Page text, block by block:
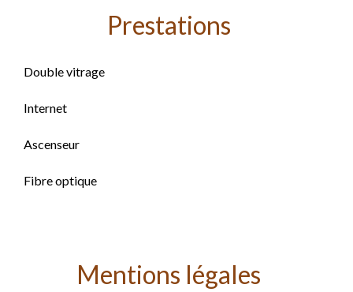
Prestations
Double vitrage
Internet
Ascenseur
Fibre optique
Mentions légales